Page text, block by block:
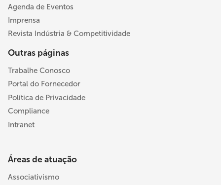
Agenda de Eventos
Imprensa
Revista Indústria & Competitividade
Outras páginas
Trabalhe Conosco
Portal do Fornecedor
Política de Privacidade
Compliance
Intranet
Áreas de atuação
Associativismo